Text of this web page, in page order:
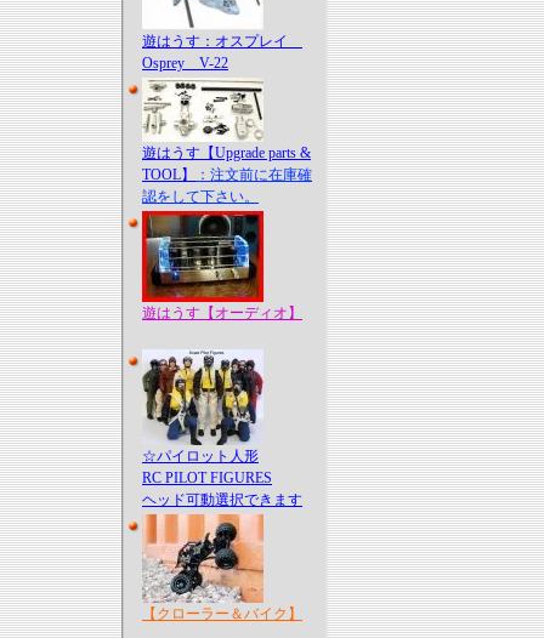
遊はうす：オスプレイ
Osprey V-22
遊はうす【Upgrade parts &
TOOL】
：注文前に在庫確
認をして下さい。
遊はうす【オーディオ】
☆パイロット人形
RC PILOT FIGURES
ヘッド可動選択できます
【クローラー＆バイク】